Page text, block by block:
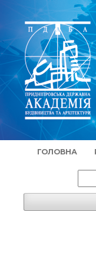
ГОЛОВНА